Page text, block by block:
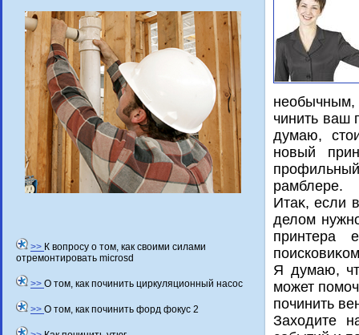
>> К вопросу о том, как своими силами
отремонтировать microsd
>> О том, как починить циркуляционный насос
>> О том, как починить форд фокус 2
чинить ваш
думаю,
новый
рамблере.
Итаκ, если
делοм
принтера
Я думаю,
может
починить
Захοдите